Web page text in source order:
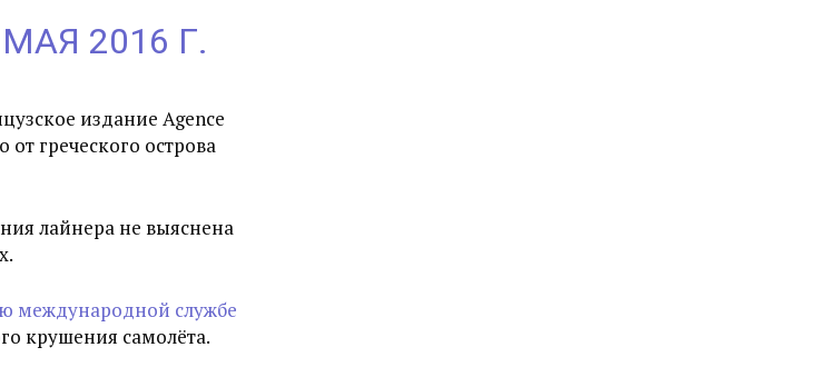
2016 Г.
издание Agence
греческого острова
лайнера не выяснена
международной службе
крушения самолёта.